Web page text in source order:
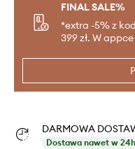
FINAL SALE%
*extra -5% z
399 zł. W
DARMOWA
Dostawa nawet w 24h